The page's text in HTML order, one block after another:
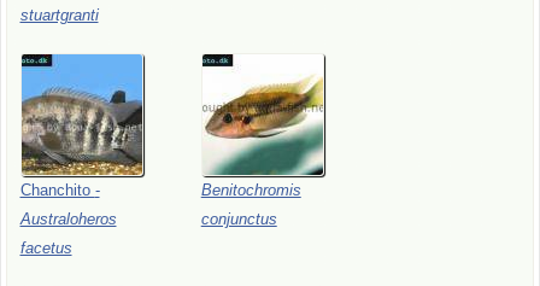
stuartgranti
Chanchito -
Australoheros
facetus
Benitochromis
conjunctus